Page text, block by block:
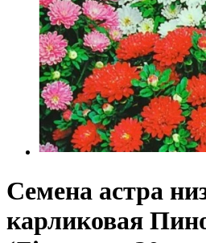
Семена астра
карликовая